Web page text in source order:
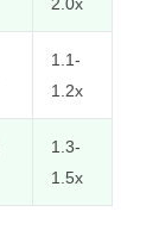
2.0x
1.1-
1.2x
1.3-
1.5x